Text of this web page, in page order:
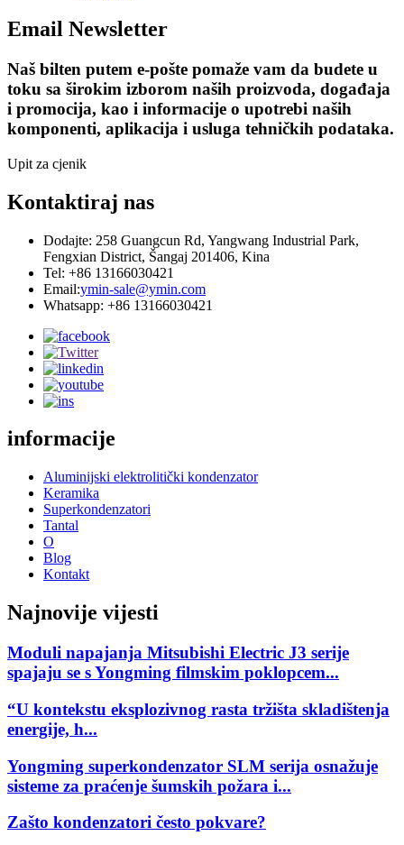
Email Newsletter
Naš bilten putem e-pošte pomaže vam da budete u
toku sa širokim izborom naših proizvoda, događaja
i promocija, kao i informacije o upotrebi naših
komponenti, aplikacija i usluga tehničkih podataka.
Upit za cjenik
Kontaktiraj nas
Dodajte: 258 Guangcun Rd, Yangwang Industrial Park,
Fengxian District, Šangaj 201406, Kina
Tel: +86 13166030421
Email:ymin-sale@ymin.com
Whatsapp: +86 13166030421
informacije
Aluminijski elektrolitički kondenzator
Keramika
Superkondenzatori
Tantal
O
Blog
Kontakt
Najnovije vijesti
Moduli napajanja Mitsubishi Electric J3 serije
spajaju se s Yongming filmskim poklopcem...
“U kontekstu eksplozivnog rasta tržišta skladištenja
energije, h...
Yongming superkondenzator SLM serija osnažuje
sisteme za praćenje šumskih požara i...
Zašto kondenzatori često pokvare?